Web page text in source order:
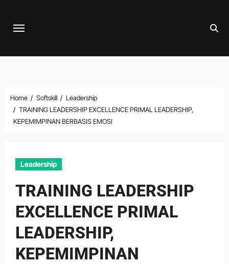
Home Softskill
Leadership
TRAINING LEADERSHIP EXCELLENCE PRIMAL LEADERSHIP,
KEPEMIMPINAN BERBASIS EMOSI
Leadership
TRAINING LEADERSHIP
EXCELLENCE PRIMAL
LEADERSHIP,
KEPEMIMPINAN